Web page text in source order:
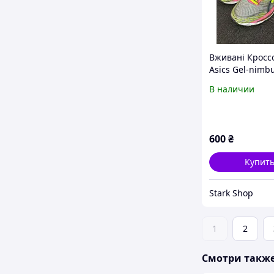
Вживані
Asics Gel-
виробництво
В наличии
600₴
Stark Shop
1 2
Смотри